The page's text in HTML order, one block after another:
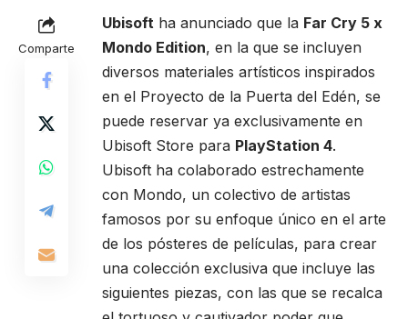
Comparte
Ubisoft ha anunciado que la Far Cry 5 x
Mondo Edition, en la que se incluyen
diversos materiales artísticos inspirados
en el Proyecto de la Puerta del Edén, se
puede reservar ya exclusivamente en
Ubisoft Store para PlayStation 4.
Ubisoft ha colaborado estrechamente
con Mondo, un colectivo de artistas
famosos por su enfoque único en el arte
de los pósteres de películas, para crear
una colección exclusiva que incluye las
siguientes piezas, con las que se recalca